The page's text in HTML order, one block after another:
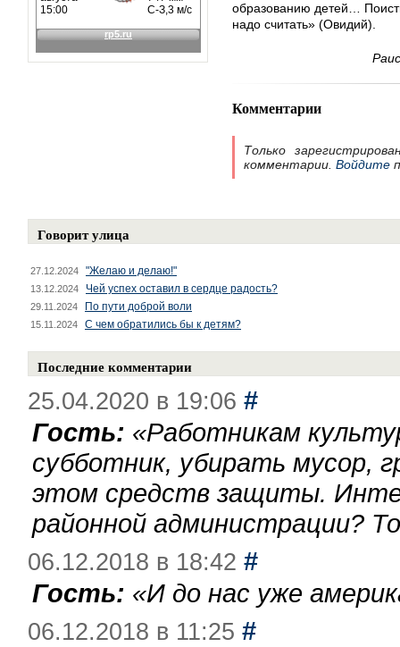
образованию детей…
надо считать» (Овидий).
Комментарии
Только
комментарии. Войдите
Говорит улица
27.12.2024 "Желаю и делаю!"
13.12.2024 Чей успех оставил в сердце радость?
29.11.2024 По пути доброй воли
15.11.2024 С чем обратились бы к детям?
Последние комментарии
25.04.2020 в 19:06 #
Гость: «Работникам
субботник, убирать мусор,
этом средств защиты.
районной администрации?
06.12.2018 в 18:42 #
Гость: «И до нас уже
06.12.2018 в 11:25 #